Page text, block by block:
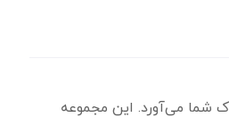
شما می‌آورد. این مجموعه